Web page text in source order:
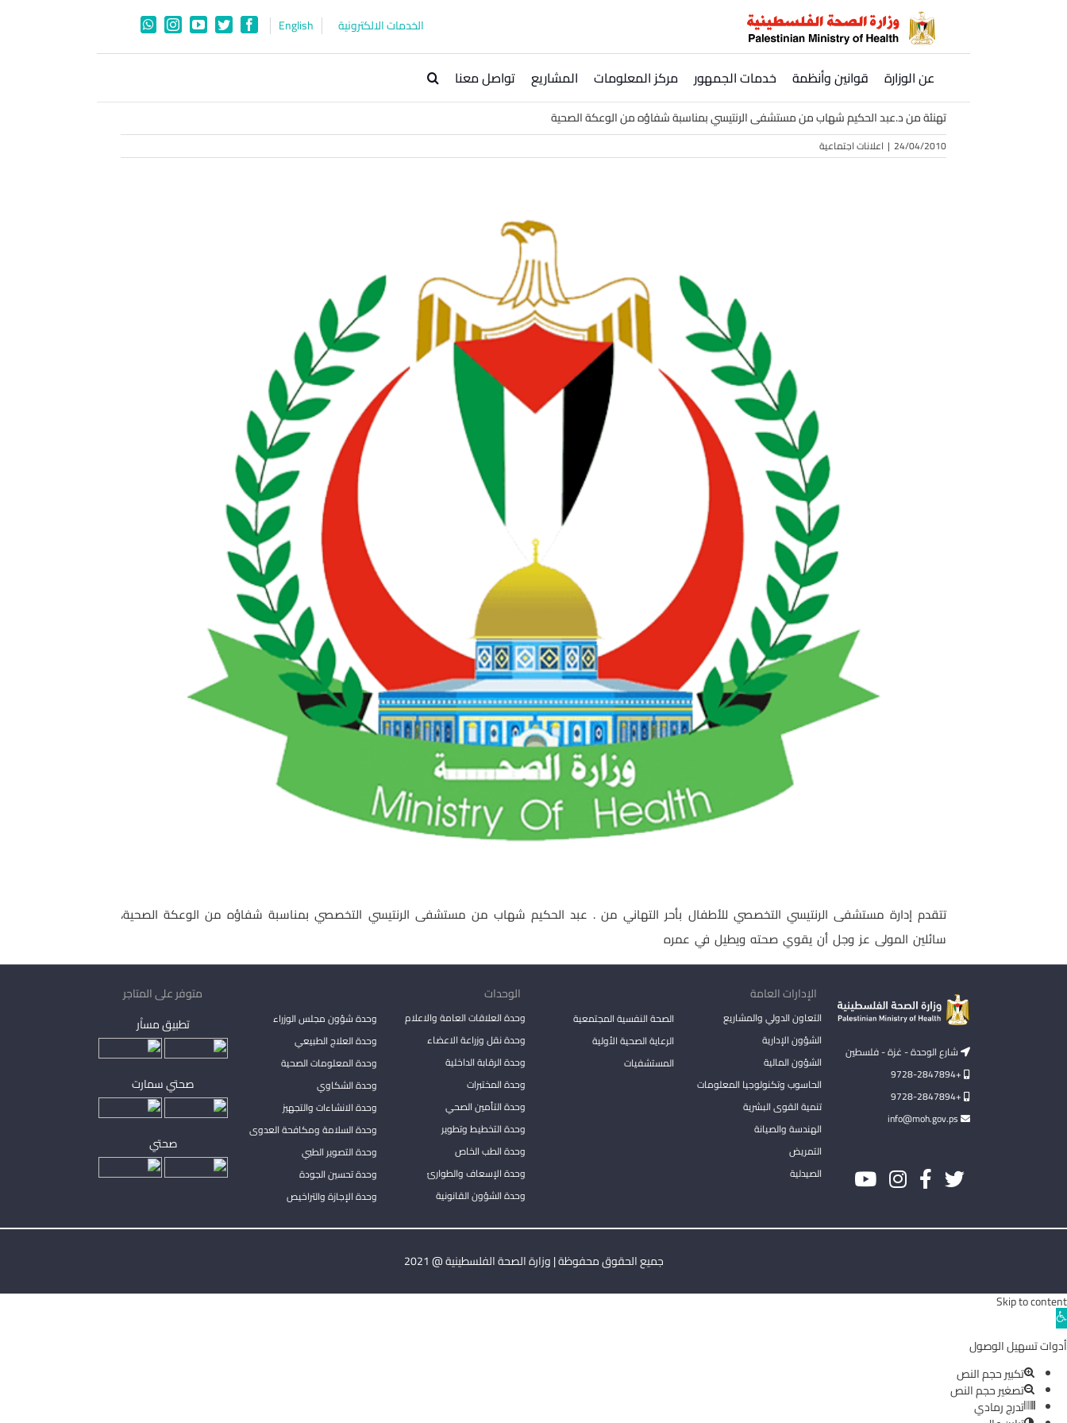
الخدمات الالكترونية English
Facebook
Twitter
YouTube
Instagram
WhatsApp
عن الوزارة قوانين وأنظمة خدمات الجمهور مركز المعلومات المشاريع تواصل معنا
تهنئة من د.عبد الحكيم شهاب من مستشفى الرنتيسي بمناسبة شفاؤه من الوعكة الصحية
24/04/2010
| اعلانات اجتماعية
تتقدم إدارة مستشفى الرنتيسي التخصصي للأطفال بأحر التهاني من . عبد الحكيم شهاب من مستشفى الرنتيسي التخصصي بمناسبة شفاؤه من الوعكة الصحية،
سائلين المولى عز وجل أن يقوي صحته ويطيل في عمره
شارع الوحدة - غزة - فلسطين
+9728-2847894
+9728-2847894
الإدارات العامة
التعاون الدولي والمشاريع
الشؤون الإدارية
الشؤون المالية
الحاسوب وتكنولوجيا المعلومات
تنمية القوى البشرية
الهندسة والصيانة
التمريض
الصيدلية
الصحة النفسية المجتمعية
الرعاية الصحية الأولية
المستشفيات
الوحدات
وحدة العلاقات العامة والاعلام
وحدة نقل وزراعة الاعضاء
وحدة الرقابة الداخلية
وحدة المختبرات
وحدة التأمين الصحي
وحدة التخطيط وتطوير
وحدة الطب الخاص
وحدة الإسعاف والطوارئ
وحدة الشؤون القانونية
وحدة شؤون مجلس الوزراء
وحدة العلاج الطبيعي
وحدة المعلومات الصحية
وحدة الشكاوي
وحدة الانشاءات والتجهيز
وحدة السلامة ومكافحة العدوى
وحدة التصوير الطبي
وحدة تحسين الجودة
وحدة الإجازة والتراخيص
متوفر على المتاجر
تطبيق مساْر
صحتي سمارت
صحتي
جميع الحقوق محفوظة | وزارة الصحة الفلسطينية @ 2021
Skip to content
Open
toolbar
أدوات تسهيل الوصول
تكبير حجم النص
تصغير حجم النص
تدرج رمادي